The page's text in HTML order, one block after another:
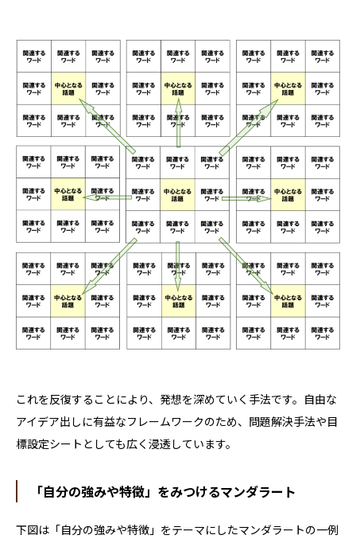
これを反復することにより、発想を深めていく手法です。自由な
アイデア出しに有益なフレームワークのため、問題解決手法や目
標設定シートとしても広く浸透しています。
「自分の強みや特徴」をみつけるマンダラート
下図は「自分の強みや特徴」をテーマにしたマンダラートの一例